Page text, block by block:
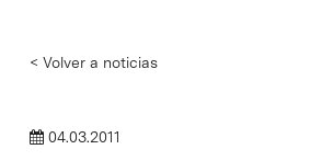
< Volver a noticias
04.03.2011